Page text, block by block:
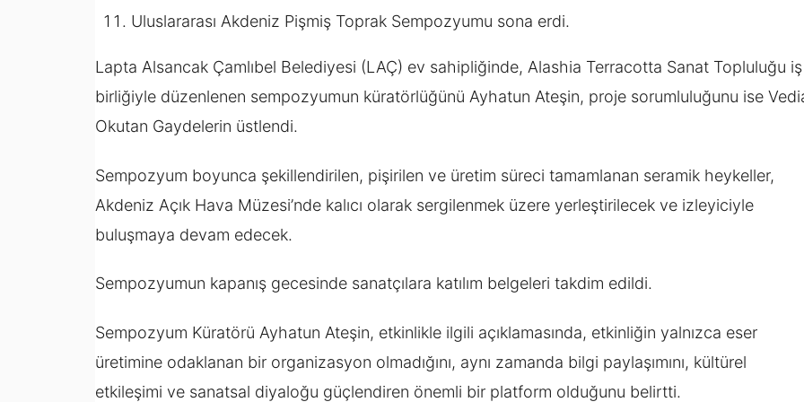
Uluslararası Akdeniz Pişmiş Toprak Sempozyumu sona erdi.
Lapta Alsancak Çamlıbel Belediyesi (LAÇ) ev sahipliğinde, Alashia Terracotta Sanat Topluluğu iş
birliğiyle düzenlenen sempozyumun küratörlüğünü Ayhatun Ateşin, proje sorumluluğunu ise
Okutan Gaydelerin üstlendi.
Sempozyum boyunca şekillendirilen, pişirilen ve üretim süreci tamamlanan seramik heykeller,
Akdeniz Açık Hava Müzesi’nde kalıcı olarak sergilenmek üzere yerleştirilecek ve izleyiciyle
buluşmaya devam edecek.
Sempozyumun kapanış gecesinde sanatçılara katılım belgeleri takdim edildi.
Sempozyum Küratörü Ayhatun Ateşin, etkinlikle ilgili açıklamasında, etkinliğin yalnızca eser
üretimine odaklanan bir organizasyon olmadığını, aynı zamanda bilgi paylaşımını, kültürel
etkileşimi ve sanatsal diyaloğu güçlendiren önemli bir platform olduğunu belirtti.